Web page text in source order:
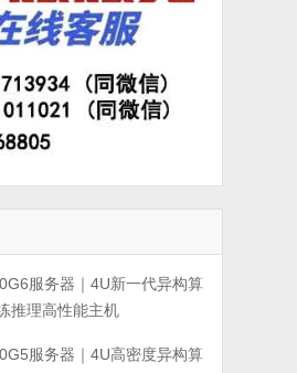
服务器｜4U新一代异构算
推理高性能主机
服务器｜4U高密度异构算